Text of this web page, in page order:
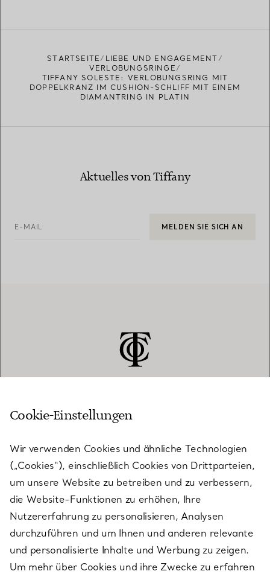
STARTSEITE
LIEBE UND ENGAGEMENT
VERLOBUNGSRINGE
TIFFANY SOLESTE: VERLOBUNGSRING MIT
DOPPELKRANZ IM CUSHION-SCHLIFF MIT EINEM
DIAMANTRING IN PLATIN
Aktuelles von Tiffany
E-MAIL MELDEN SIE SICH AN
KUNDENSERVICE
SERVICES
ÜBER TIFFANY & CO.
RECHTLICHE HINWEISE
Cookie-Einstellungen
Wir verwenden Cookies und ähnliche Technologien
(„Cookies“), einschließlich Cookies von Drittparteien,
um unsere Website zu betreiben und zu verbessern,
die Website-Funktionen zu erhöhen, Ihre
Nutzererfahrung zu personalisieren, Analysen
durchzuführen und um Ihnen und anderen relevante
und personalisierte Inhalte und Werbung zu zeigen.
Um mehr über Cookies und ihre Zwecke zu erfahren